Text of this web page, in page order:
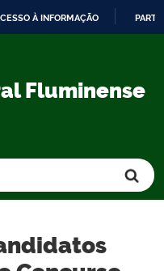
À INFORMAÇÃO
Fluminense